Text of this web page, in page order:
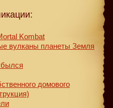
Kombat
вулканы планеты Земля
домового